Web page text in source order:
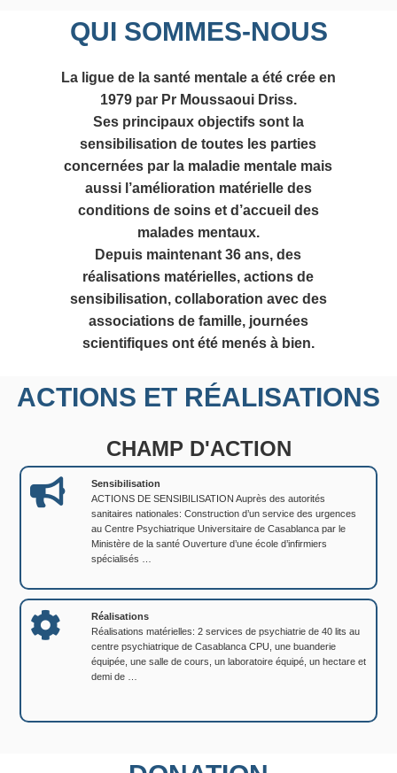
QUI SOMMES-NOUS
La ligue de la santé mentale a été crée en
1979 par Pr Moussaoui Driss.
Ses principaux objectifs sont la
sensibilisation de toutes les parties
concernées par la maladie mentale mais
aussi l’amélioration matérielle des
conditions de soins et d’accueil des
malades mentaux.
Depuis maintenant 36 ans, des
réalisations matérielles, actions de
sensibilisation, collaboration avec des
associations de famille, journées
scientifiques ont été menés à bien.
ACTIONS ET RÉALISATIONS
CHAMP D'ACTION
Sensibilisation
ACTIONS DE SENSIBILISATION Auprès des autorités
sanitaires nationales: Construction d’un service des urgences
au Centre Psychiatrique Universitaire de Casablanca par le
Ministère de la santé Ouverture d’une école d’infirmiers
spécialisés …
Réalisations
Réalisations matérielles: 2 services de psychiatrie de 40 lits au
centre psychiatrique de Casablanca CPU, une buanderie
équipée, une salle de cours, un laboratoire équipé, un hectare et
demi de …